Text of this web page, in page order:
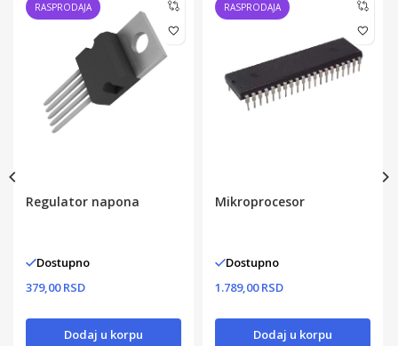
RASPRODAJA
Regulator napona
Dostupno
379,00 RSD
Dodaj u korpu
RASPRODAJA
Mikroprocesor
Dostupno
1.789,00 RSD
Dodaj u korpu